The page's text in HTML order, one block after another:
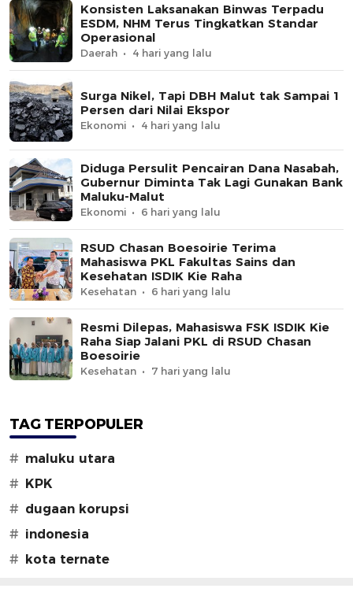
Konsisten Laksanakan Binwas Terpadu
ESDM, NHM Terus Tingkatkan Standar
Operasional
Daerah 4 hari yang lalu
Surga Nikel, Tapi DBH Malut tak Sampai 1
Persen dari Nilai Ekspor
Ekonomi 4 hari yang lalu
Diduga Persulit Pencairan Dana Nasabah,
Gubernur Diminta Tak Lagi Gunakan Bank
Maluku-Malut
Ekonomi 6 hari yang lalu
RSUD Chasan Boesoirie Terima
Mahasiswa PKL Fakultas Sains dan
Kesehatan ISDIK Kie Raha
Kesehatan 6 hari yang lalu
Resmi Dilepas, Mahasiswa FSK ISDIK Kie
Raha Siap Jalani PKL di RSUD Chasan
Boesoirie
Kesehatan 7 hari yang lalu
TAG TERPOPULER
# maluku utara
# KPK
# dugaan korupsi
# indonesia
# kota ternate